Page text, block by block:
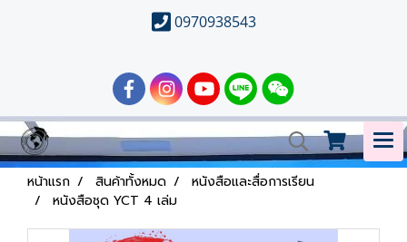
0970938543
หน้าแรก สินค้าทั้งหมด
หนังสือและสื่อการเรียน
หนังสือชุด YCT 4 เล่ม